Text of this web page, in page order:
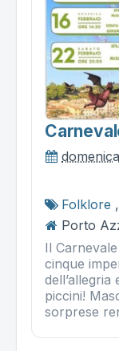
Folklore ,
Porto
Il
cinque
piccini!
sorprese